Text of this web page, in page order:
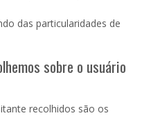
das particularidades de
sobre o usuário
recolhidos são os